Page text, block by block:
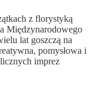
z florystyką
Międzynarodowego
lat goszczą na
pomysłowa i
imprez